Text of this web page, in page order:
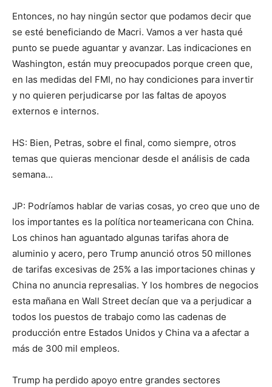
Entonces, no hay ningún sector que podamos decir que
se esté beneficiando de Macri. Vamos a ver hasta qué
punto se puede aguantar y avanzar. Las indicaciones en
Washington, están muy preocupados porque creen que,
en las medidas del FMI, no hay condiciones para invertir
y no quieren perjudicarse por las faltas de apoyos
externos e internos.
HS: Bien, Petras, sobre el final, como siempre, otros
temas que quieras mencionar desde el análisis de cada
semana…
JP: Podríamos hablar de varias cosas, yo creo que uno de
los importantes es la política norteamericana con China.
Los chinos han aguantado algunas tarifas ahora de
aluminio y acero, pero Trump anunció otros 50 millones
de tarifas excesivas de 25% a las importaciones chinas y
China no anuncia represalias. Y los hombres de negocios
esta mañana en Wall Street decían que va a perjudicar a
todos los puestos de trabajo como las cadenas de
producción entre Estados Unidos y China va a afectar a
más de 300 mil empleos.
Trump ha perdido apoyo entre grandes sectores